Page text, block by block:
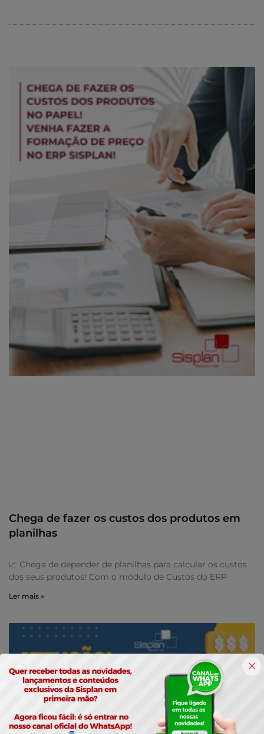
Chega de fazer os custos dos produtos em
planilhas
📈 Chega de depender de planilhas para calcular os custos
dos seus produtos! Com o módulo de Custos do ERP
Ler mais »